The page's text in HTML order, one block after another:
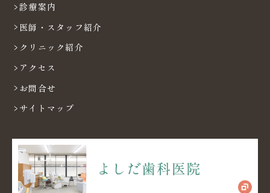
診療案内
医師・スタッフ紹介
クリニック紹介
アクセス
お問合せ
サイトマップ